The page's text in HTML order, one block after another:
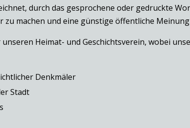
durch das gesprochene oder gedruckte
machen und eine günstige öffentliche
Heimat- und Geschichtsverein, wobei
Denkmäler
Stadt